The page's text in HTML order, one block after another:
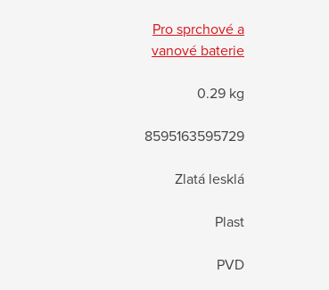
Pro sprchové a
vanové baterie
0.29 kg
8595163595729
Zlatá lesklá
Plast
PVD